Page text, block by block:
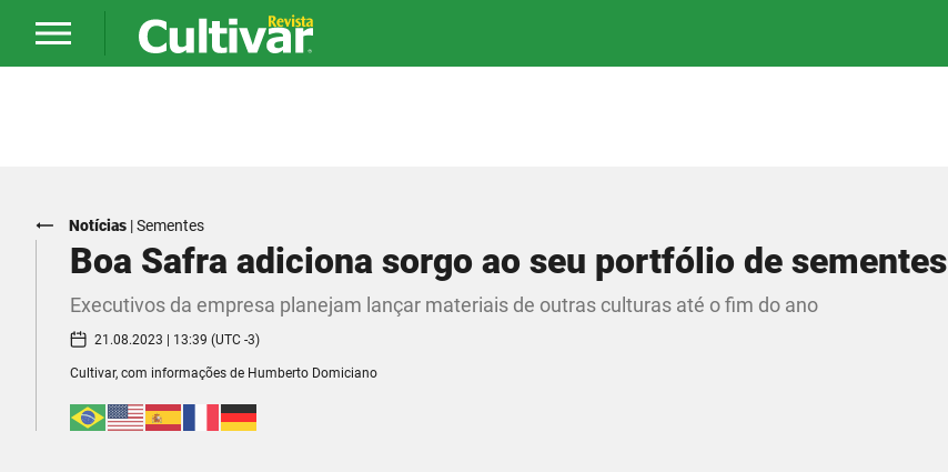
Notícias |Sementes
Boa Safra adiciona sorgo ao seu portfólio de sementes
Executivos da empresa planejam lançar materiais de outras culturas até o fim do ano
21.08.2023 | 13:39 (UTC -3)
Cultivar, com informações de Humberto Domiciano